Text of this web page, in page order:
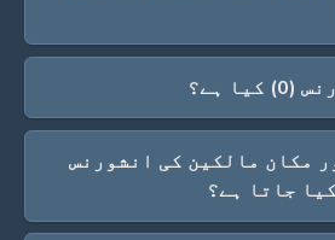
ہے؟
مکان مالکین کی انشورنس
جاتا ہے؟